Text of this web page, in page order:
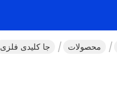
محصولات جا کلیدی فلزی